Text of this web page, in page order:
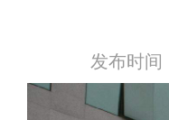
发布时